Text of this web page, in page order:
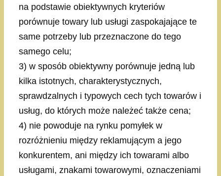
na podstawie obiektywnych kryteriów
porównuje towary lub usługi zaspokajające te
same potrzeby lub przeznaczone do tego
samego celu;
3) w sposób obiektywny porównuje jedną lub
kilka istotnych, charakterystycznych,
sprawdzalnych i typowych cech tych towarów i
usług, do których może należeć także cena;
4) nie powoduje na rynku pomyłek w
rozróżnieniu między reklamującym a jego
konkurentem, ani między ich towarami albo
usługami, znakami towarowymi, oznaczeniami